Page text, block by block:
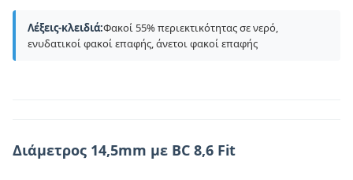
Λέξεις-κλειδιά:Φακοί 55% περιεκτικότητας σε νερό,
ενυδατικοί φακοί επαφής, άνετοι φακοί επαφής
Διάμετρος 14,5mm με BC 8,6 Fit